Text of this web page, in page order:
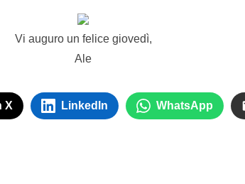
Vi auguro un felice giovedì,
Ale
X LinkedIn WhatsApp